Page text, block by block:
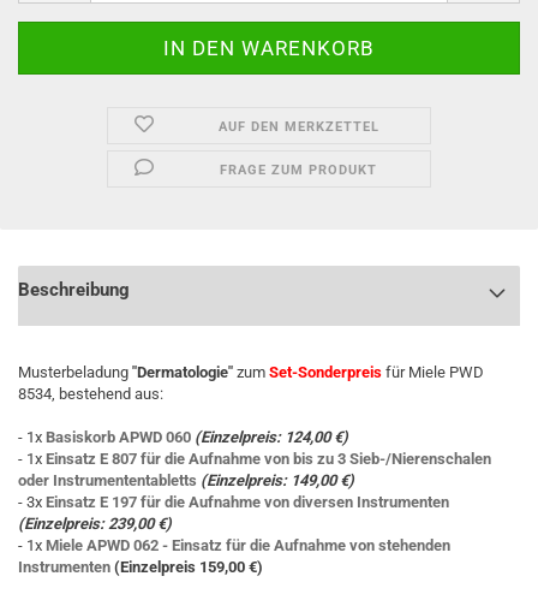
AUF DEN MERKZETTEL
FRAGE ZUM PRODUKT
Beschreibung
Musterbeladung "Dermatologie" zum Set-Sonderpreis für Miele PWD
8534, bestehend aus:
- 1x Basiskorb APWD 060 (Einzelpreis: 124,00 €)
- 1x Einsatz E 807 für die Aufnahme von bis zu 3 Sieb-/Nierenschalen
oder Instrumententabletts (Einzelpreis: 149,00 €)
- 3x Einsatz E 197 für die Aufnahme von diversen Instrumenten
(Einzelpreis: 239,00 €)
- 1x Miele APWD 062 - Einsatz für die Aufnahme von stehenden
Instrumenten (Einzelpreis 159,00 €)